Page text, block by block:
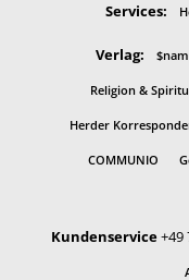
Services:
Verlag:
Religion &
Herder
COMMUNIO
Kundenservice+49